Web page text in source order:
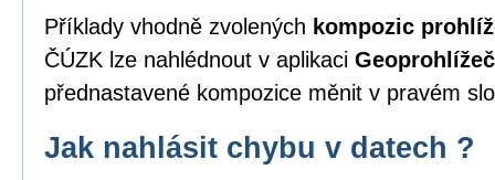
Příklady vhodně zvolených kompozic
ČÚZK lze nahlédnout v aplikaci Geoprohlížeč
přednastavené kompozice měnit v pravém
Jak nahlásit chybu v datech ?